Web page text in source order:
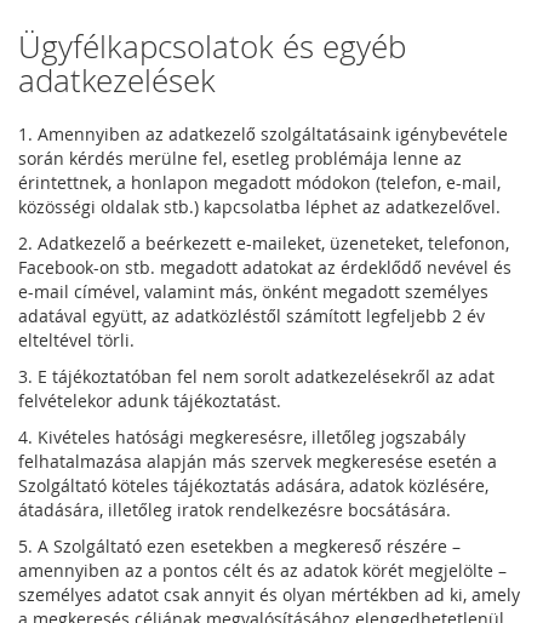
Ügyfélkapcsolatok és egyéb
adatkezelések
1. Amennyiben az adatkezelő szolgáltatásaink igénybevétele
során kérdés merülne fel, esetleg problémája lenne az
érintettnek, a honlapon megadott módokon (telefon, e-mail,
közösségi oldalak stb.) kapcsolatba léphet az adatkezelővel.
2. Adatkezelő a beérkezett e-maileket, üzeneteket, telefonon,
Facebook-on stb. megadott adatokat az érdeklődő nevével és
e-mail címével, valamint más, önként megadott személyes
adatával együtt, az adatközléstől számított legfeljebb 2 év
elteltével törli.
3. E tájékoztatóban fel nem sorolt adatkezelésekről az adat
felvételekor adunk tájékoztatást.
4. Kivételes hatósági megkeresésre, illetőleg jogszabály
felhatalmazása alapján más szervek megkeresése esetén a
Szolgáltató köteles tájékoztatás adására, adatok közlésére,
átadására, illetőleg iratok rendelkezésre bocsátására.
5. A Szolgáltató ezen esetekben a megkereső részére –
amennyiben az a pontos célt és az adatok körét megjelölte –
személyes adatot csak annyit és olyan mértékben ad ki, amely